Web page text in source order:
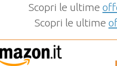
Scopri le ultime
Scopri le ultime